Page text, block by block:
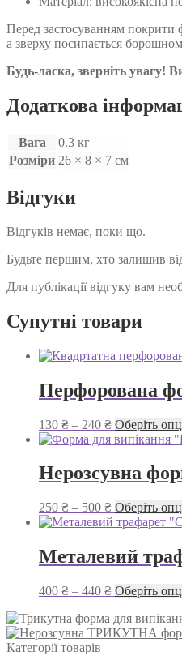
Перед застосуванням
а зверху посипається
Будь-ласка, зверніть увагу!
Додаткова
Вага
0.3 кг
Розміри 26 × 8 × 7 см
Відгуки
Відгуків немає, поки що.
Будьте першим, хто залишив
Для публікації відгуку вам
Супутні товари
Перфорована
130 ₴ – 240 ₴Діапазон
цін:
130 ₴
до
Оберіть
Нерозсувна
250 ₴ – 500 ₴Діапазон
цін:
250 ₴
до
Оберіть
Металевий
400 ₴ – 440 ₴Діапазон
від
400 ₴
Оберіть
Категорії товарів